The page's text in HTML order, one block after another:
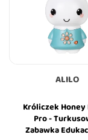
ALILO
Króliczek Honey
Pro -
Zabawka